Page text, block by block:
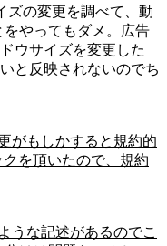
ズの変更を調べて、動
をやってもダメ。広告
ウサイズを変更した
と反映されないのでち
がもしかすると規約的
を頂いたので、規約
うな記述があるのでこ